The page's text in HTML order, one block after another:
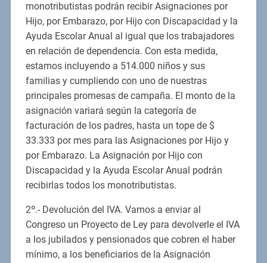
monotributistas podrán recibir Asignaciones por
Hijo, por Embarazo, por Hijo con Discapacidad y la
Ayuda Escolar Anual al igual que los trabajadores
en relación de dependencia. Con esta medida,
estamos incluyendo a 514.000 niños y sus
familias y cumpliendo con uno de nuestras
principales promesas de campaña. El monto de la
asignación variará según la categoría de
facturación de los padres, hasta un tope de $
33.333 por mes para las Asignaciones por Hijo y
por Embarazo. La Asignación por Hijo con
Discapacidad y la Ayuda Escolar Anual podrán
recibirlas todos los monotributistas.
2º.- Devolución del IVA. Vamos a enviar al
Congreso un Proyecto de Ley para devolverle el IVA
a los jubilados y pensionados que cobren el haber
mínimo, a los beneficiarios de la Asignación